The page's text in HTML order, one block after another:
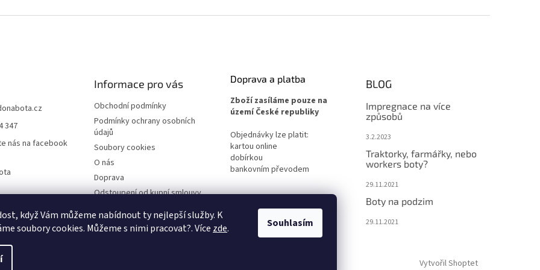
když Vám můžeme nabídnout ty nejlepší služby. K
soubory cookies. Můžeme s nimi pracovat?. Více zde. Souhlasím
347
nás na facebook
Informace pro vás
Obchodní podmínky
Podmínky ochrany osobních
údajů
Soubory cookies
O nás
Doprava
Odstoupení od kupní smlouvy
Reklamace
Doprava a platba
Zboží zasíláme pouze na
území České republiky
Objednávky lze platit:
kartou online
dobírkou
bankovním převodem
BLOG
Impregnace na více
způsobů
3.2.2023
Traktorky, farmářky, nebo
workers boty?
29.11.2021
Boty na podzim
29.11.2021
Vytvořil Shoptet